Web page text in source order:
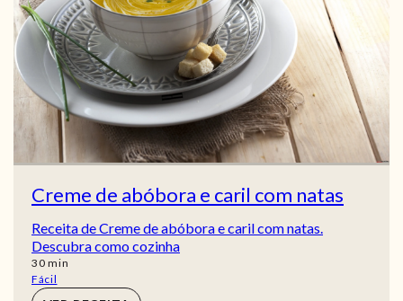
Creme de abóbora e caril com natas
Receita de Creme de abóbora e caril com natas.
Descubra como cozinha
30min
min
Fácil